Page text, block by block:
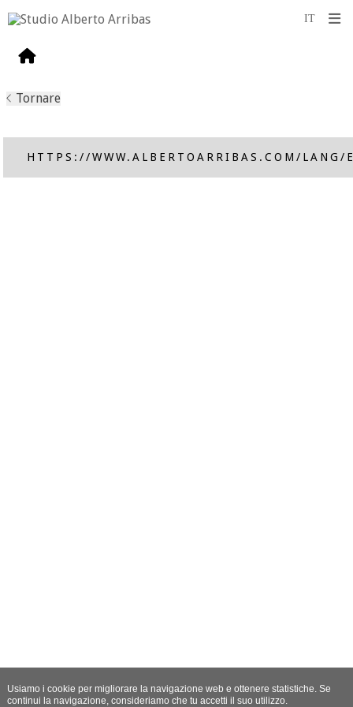
Tornare
HTTPS://WWW.ALBERTOARRIBAS.COM/LANG/
Usiamo i cookie per migliorare la navigazione web e ottenere statistiche. Se
continui la navigazione, consideriamo che tu accetti il suo utilizzo.